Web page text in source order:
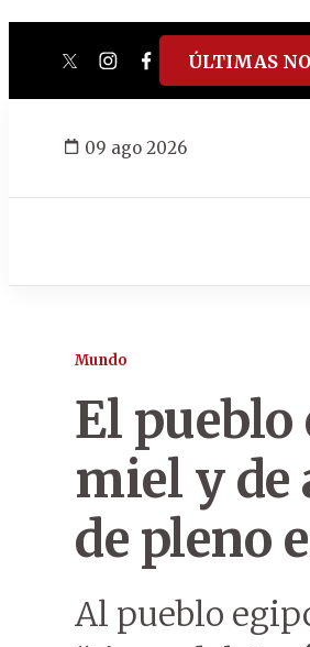
twitterinstagram
facebook
tiktokyoutube
ÚLTIMAS
09 ago 2026
Mundo
El pueblo
miel y de
de pleno
Al pueblo